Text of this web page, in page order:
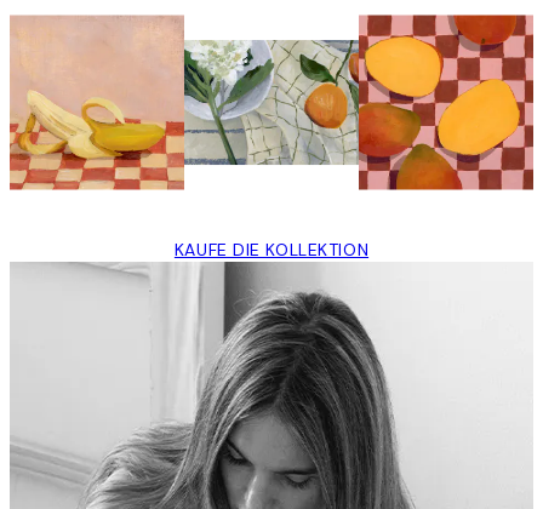
KAUFE DIE KOLLEKTION